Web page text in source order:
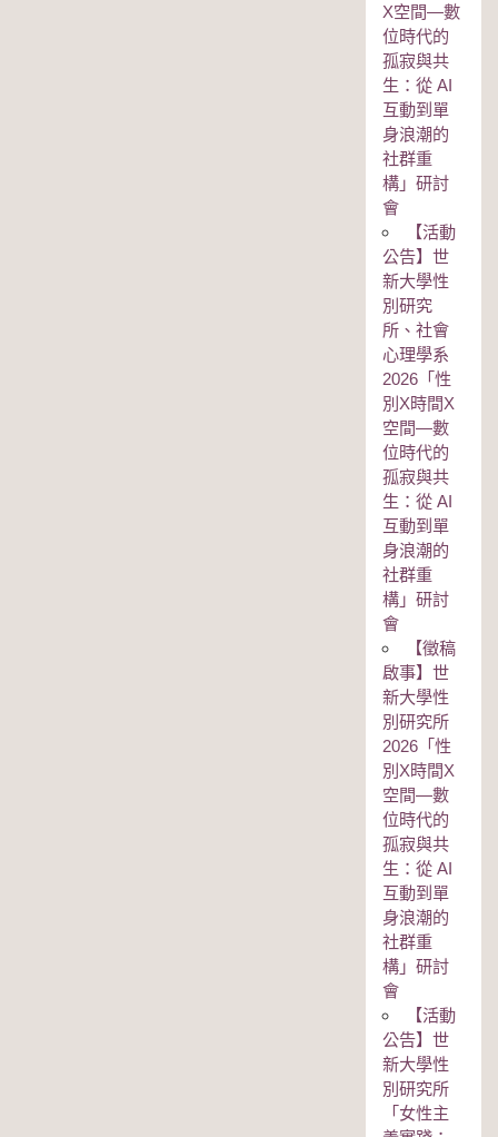
Χ空間—數
位時代的
孤寂與共
生：從 AI
互動到單
身浪潮的
社群重
構」研討
會
【活動
公告】世
新大學性
別研究
所、社會
心理學系
2026「性
別Χ時間Χ
空間—數
位時代的
孤寂與共
生：從 AI
互動到單
身浪潮的
社群重
構」研討
會
【徵稿
啟事】世
新大學性
別研究所
2026「性
別Χ時間Χ
空間—數
位時代的
孤寂與共
生：從 AI
互動到單
身浪潮的
社群重
構」研討
會
【活動
公告】世
新大學性
別研究所
「女性主